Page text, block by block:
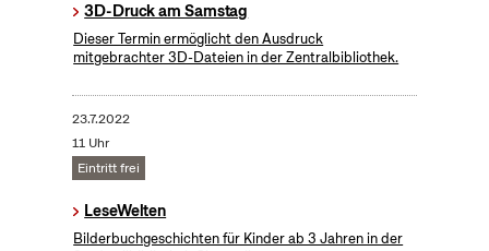
3D-Druck am Samstag
Dieser Termin ermöglicht den Ausdruck
mitgebrachter 3D-Dateien in der Zentralbibliothek.
23.7.2022
11 Uhr
Eintritt frei
LeseWelten
Bilderbuchgeschichten für Kinder ab 3 Jahren in der